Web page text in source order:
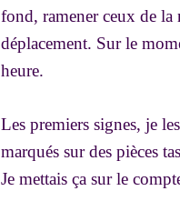
fond, ramener ceux de la
déplacement. Sur le
heure.
Les premiers signes, je
marqués sur des pièces
Je mettais ça sur le